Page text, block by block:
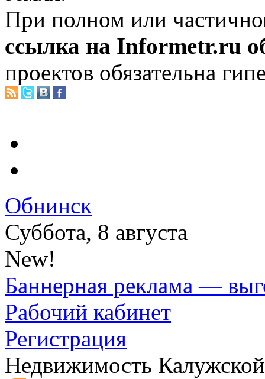
При полном или
ссылка на Informetr.ru
проектов обязательна
Обнинск
Суббота, 8 августа
New!
Баннерная реклама —
Рабочий кабинет
Регистрация
Недвижимость